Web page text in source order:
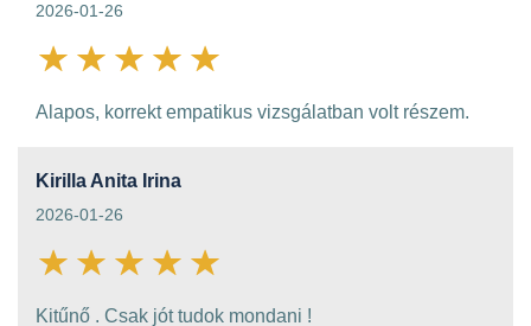
2026-01-26
Alapos, korrekt empatikus vizsgálatban volt részem.
Kirilla Anita Irina
2026-01-26
Kitűnő . Csak jót tudok mondani !